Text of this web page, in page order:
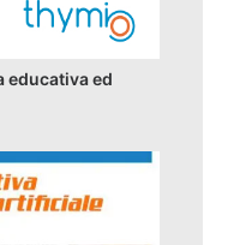
educativa ed